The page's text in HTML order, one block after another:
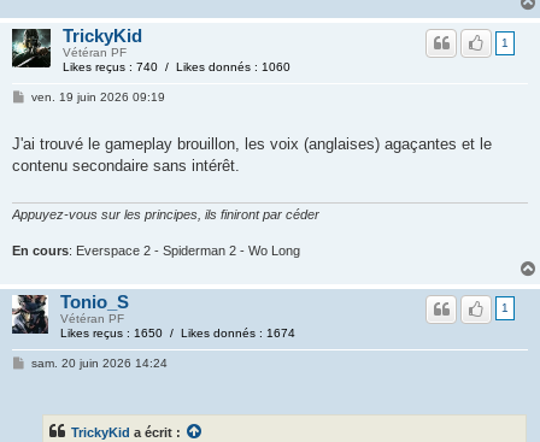
TrickyKid
Vétéran PF
Likes reçus : 740 / Likes donnés : 1060
1
ven. 19 juin 2026 09:19
J'ai trouvé le gameplay brouillon, les voix (anglaises) agaçantes et le
contenu secondaire sans intérêt.
Appuyez-vous sur les principes, ils finiront par céder
En cours: Everspace 2 - Spiderman 2 - Wo Long
Tonio_S
Vétéran PF
Likes reçus : 1650 / Likes donnés : 1674
1
sam. 20 juin 2026 14:24
TrickyKid a écrit :